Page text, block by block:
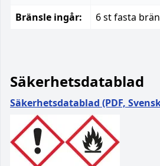
Bränsle ingår:
6 st fasta
Säkerhetsdatablad
Säkerhetsdatablad (PDF,